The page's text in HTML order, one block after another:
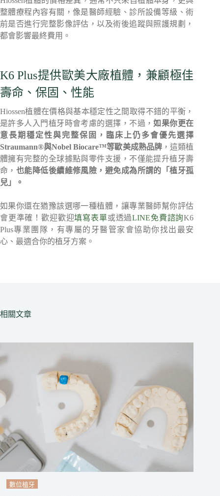
整體療程內容有關，像是醫師經驗、診所設備等級、術
前是否進行完整影像評估，以及術後追蹤與照護規劃，
都會影響最終費用。
K6 Plus提供歐美大廠植體，兼顧極佳
壽命、保固、性能
Hiossen植體在價格與基本穩定性之間取得不錯的平衡，
是許多人入門植牙時會考慮的選擇，不過，如果你更在
意長期穩定性與完整保固，臨床上仍多會優先選擇
Straumann®與Nobel Biocare™等歐美成熟品牌，這類植
體擁有完整的全球據點與零件支援，不僅能提升植牙壽
命， 也能降低後續維修風險，避免成為所謂的「植牙孤
兒」。
如果你還在猶豫該選哪一種植體，讓專業醫師幫你評估
會更準確！歡迎歡迎填寫表單或透過LINE免費諮詢K6
Plus專業團隊，有專屬的牙醫管家會協助你找出最安
心、最適合你的植牙方案。
相關文章
數位植牙